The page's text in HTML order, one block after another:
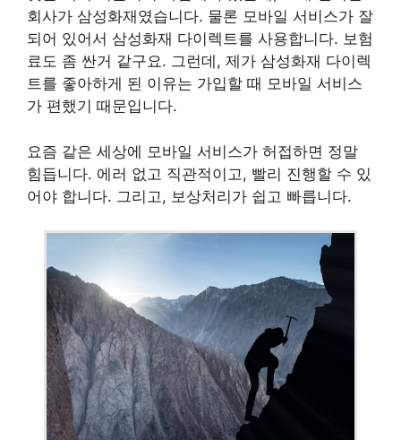
회사가 삼성화재였습니다. 물론 모바일 서비스가 잘
되어 있어서 삼성화재 다이렉트를 사용합니다. 보험
료도 좀 싼거 같구요. 그런데, 제가 삼성화재 다이렉
트를 좋아하게 된 이유는 가입할 때 모바일 서비스
가 편했기 때문입니다.
요즘 같은 세상에 모바일 서비스가 허접하면 정말
힘듭니다. 에러 없고 직관적이고, 빨리 진행할 수 있
어야 합니다. 그리고, 보상처리가 쉽고 빠릅니다.